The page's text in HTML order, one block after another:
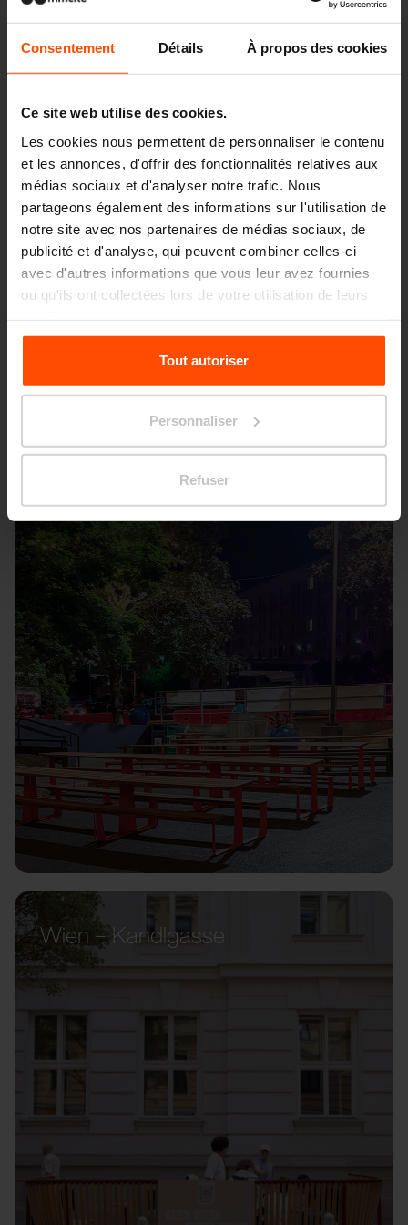
Consentement Détails À propos des cookies
Ce site web utilise des cookies.
Les cookies nous permettent de personnaliser le contenu
et les annonces, d'offrir des fonctionnalités relatives aux
médias sociaux et d'analyser notre trafic. Nous
partageons également des informations sur l'utilisation de
notre site avec nos partenaires de médias sociaux, de
publicité et d'analyse, qui peuvent combiner celles-ci
avec d'autres informations que vous leur avez fournies
ou qu'ils ont collectées lors de votre utilisation de leurs
Pour plus d'informations, veuillez consulter le
sitePrinciples Relating to the Processing Personal
Tout autoriser
Personnaliser
Refuser
Seattle – Popup park
Wien – Kandlgasse